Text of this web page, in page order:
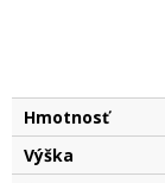
Hmotnosť
Výška